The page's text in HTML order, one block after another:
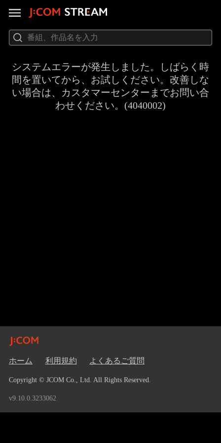
システムエラーが発生しました。しばらく時
間を置いてから、お試しください。改善しな
い場合は、カスタマーセンターまでお問い合
わせください。(4040002)
ホーム 利用規約 よくあるご質問
Copyright © JCOM Co., Ltd. All Rights Reserved.
v9.10.0.3233062